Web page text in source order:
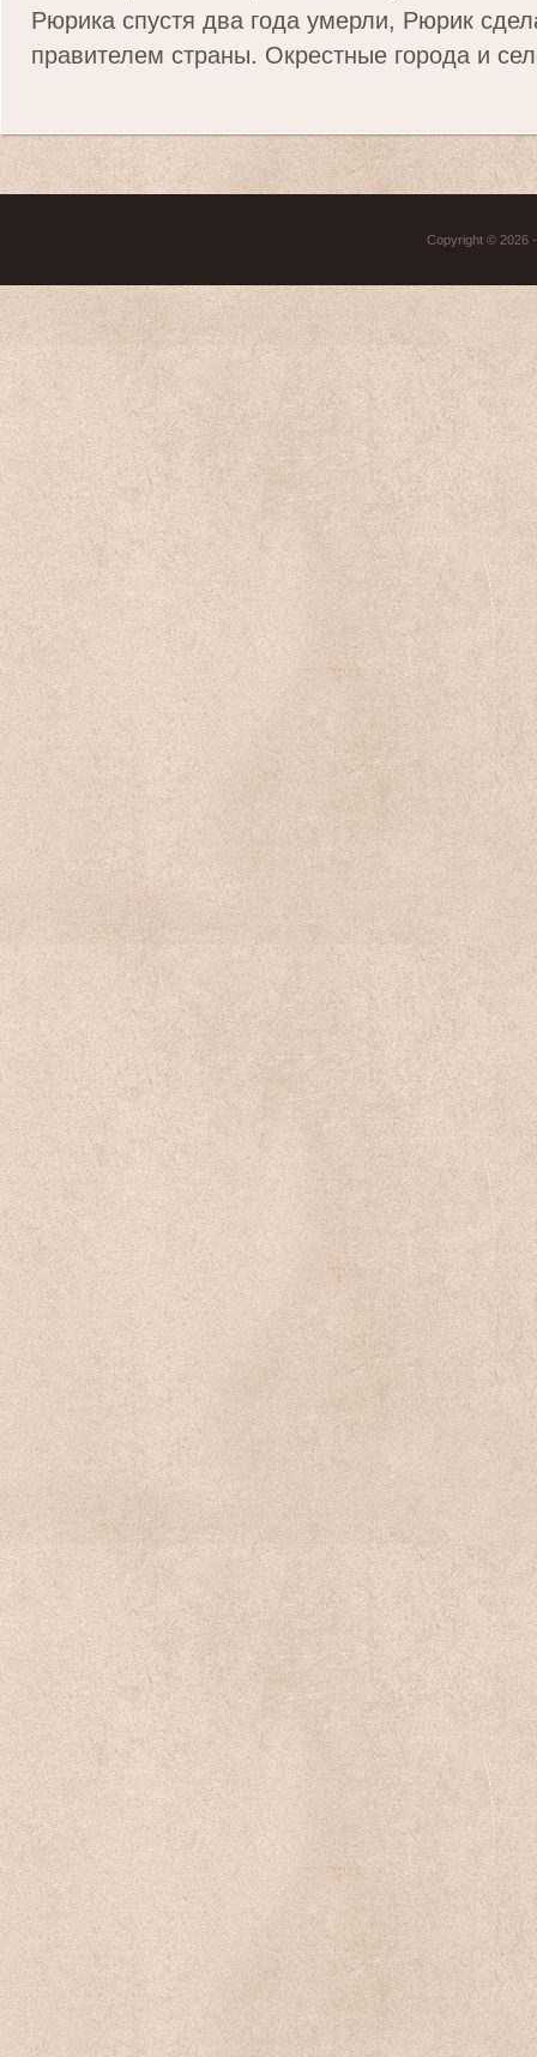
Рюрика спустя два года умерли, Рюрик
правителем страны. Окрестные города и
Copyright © 2026